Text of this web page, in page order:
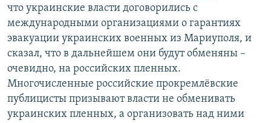
что украинские власти договорились с
международными организациями о гарантиях
эвакуации украинских военных из Мариуполя, и
сказал, что в дальнейшем они будут обменяны –
очевидно, на российских пленных.
Многочисленные российские прокремлёвские
публицисты призывают власти не обменивать
украинских пленных, а организовать над ними